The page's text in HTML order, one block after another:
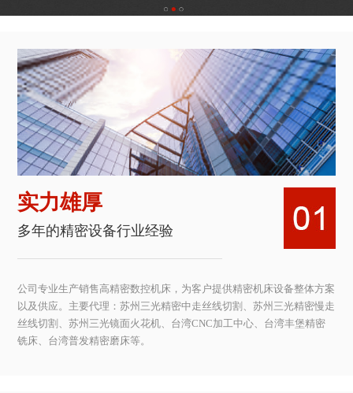
实力雄厚
多年的精密设备行业经验
公司专业生产销售高精密数控机床，为客户提供精密机床设备整体方案
以及供应。主要代理：苏州三光精密中走丝线切割、苏州三光精密慢走
丝线切割、苏州三光镜面火花机、台湾CNC加工中心、台湾丰堡精密
铣床、台湾普发精密磨床等。